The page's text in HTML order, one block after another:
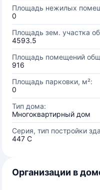
Площадь нежилых
0
Площадь зем. участка
4593.5
Площадь помещений
916
Площадь парковки, м²:
0
Тип дома:
Многоквартирный дом
Серия, тип постройки
447 C
Организации в